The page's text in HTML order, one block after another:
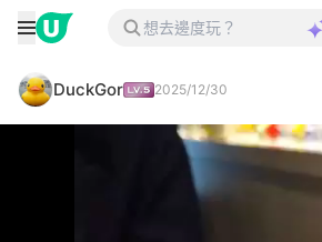
DuckGor 2025/12/30